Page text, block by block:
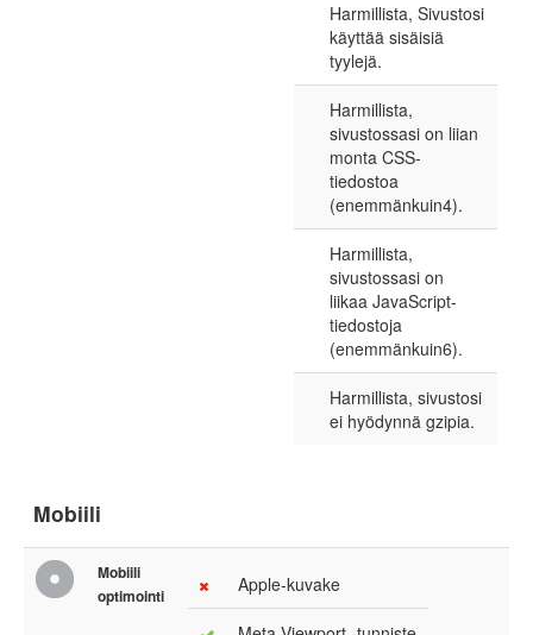
Harmillista, Sivustosi
käyttää sisäisiä
tyylejä.
Harmillista,
sivustossasi on liian
monta CSS-
tiedostoa
(enemmänkuin4).
Harmillista,
sivustossasi on
liikaa JavaScript-
tiedostoja
(enemmänkuin6).
Harmillista, sivustosi
ei hyödynnä gzipia.
Mobiili
Mobiili
optimointi
Apple-kuvake